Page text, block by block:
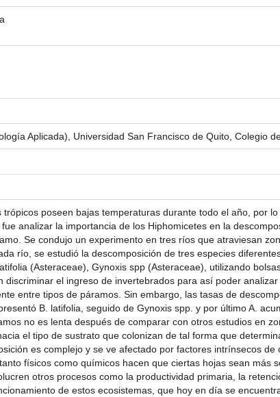
Aplicada), Universidad San Francisco de Quito, Colegio
poseen bajas temperaturas durante todo el año, por
analizar la importancia de los Hiphomicetes en la
Se condujo un experimento en tres ríos que atraviesan
río, se estudió la descomposición de tres especies
(Asteraceae), Gynoxis spp (Asteraceae), utilizando
discriminar el ingreso de invertebrados para así poder
entre tipos de páramos. Sin embargo, las tasas de
B. latifolia, seguido de Gynoxis spp. y por último A.
no es lenta después de comparar con otros estudios en
el tipo de sustrato que colonizan de tal forma que
es complejo y se ve afectado por factores intrínsecos
físicos como químicos hacen que ciertas hojas sean más
otros procesos como la productividad primaria, la
de estos ecosistemas, que hoy en día se